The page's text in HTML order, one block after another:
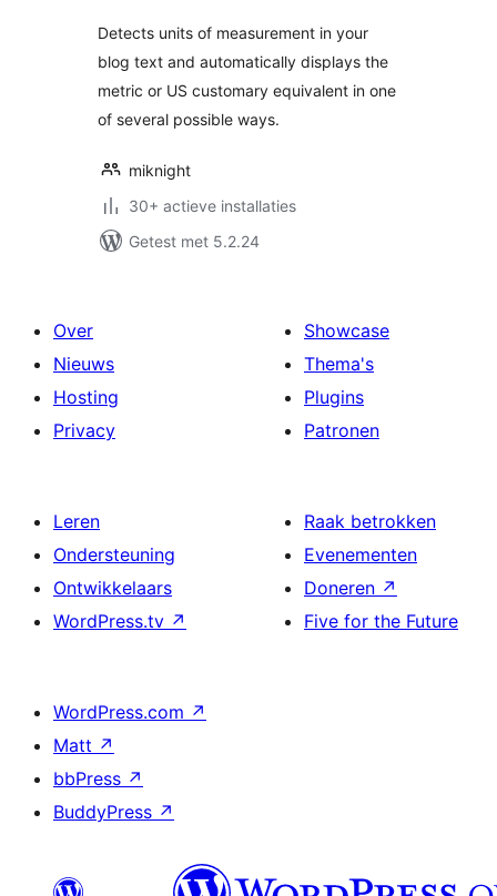
Detects units of measurement in your
blog text and automatically displays the
metric or US customary equivalent in one
of several possible ways.
miknight
30+ actieve installaties
Getest met 5.2.24
Over
Nieuws
Hosting
Privacy
Showcase
Thema's
Plugins
Patronen
Leren
Ondersteuning
Ontwikkelaars
WordPress.tv ↗
Raak betrokken
Evenementen
Doneren ↗
Five for the Future
WordPress.com ↗
Matt ↗
bbPress ↗
BuddyPress ↗